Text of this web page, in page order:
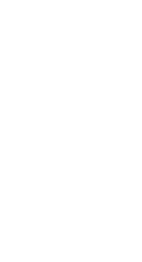
を熱狂させた活躍が蘇え